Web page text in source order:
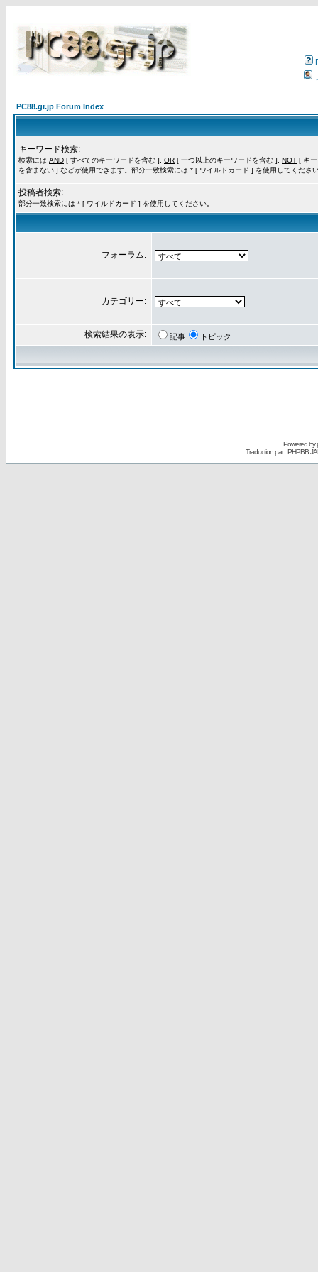
PC88.gr.jp Forum Index
キーワード検索:
検索には AND [ すべてのキーワードを含む ], OR [ 一つ以上のキーワードを含む ], NOT [ キ
を含まない ] などが使用できます。部分一致検索には * [ ワイルドカード ] を使用してくださ
投稿者検索:
部分一致検索には * [ ワイルドカード ] を使用してください。
フォーラム:
カテゴリー:
検索結果の表示: 記事 トピック
Powered by
Traduction par : PHPBB